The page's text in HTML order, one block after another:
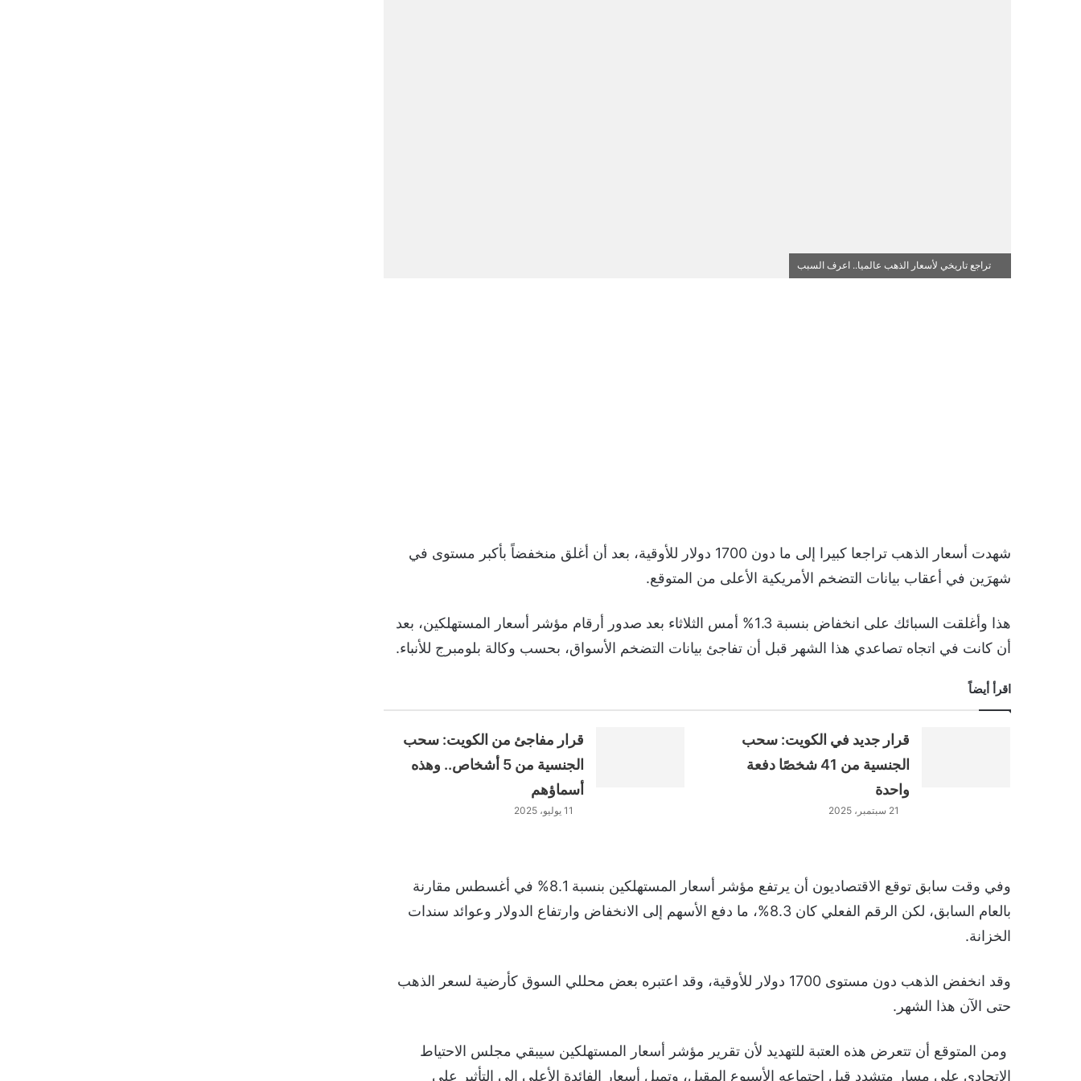
تراجع تاريخي لأسعار الذهب عالميا.. اعرف السبب
شهدت أسعار الذهب تراجعا كبيرا إلى ما دون 1700 دولار للأوقية، بعد أن أغلق منخفضاً بأكبر مستوى في
شهرَين في أعقاب بيانات التضخم الأمريكية الأعلى من المتوقع.
هذا وأغلقت السبائك على انخفاض بنسبة 1.3% أمس الثلاثاء بعد صدور أرقام مؤشر أسعار المستهلكين، بعد
أن كانت في اتجاه تصاعدي هذا الشهر قبل أن تفاجئ بيانات التضخم الأسواق، بحسب وكالة بلومبرج للأنباء.
اقرأ أيضاً
قرار جديد في الكويت: سحب
الجنسية من 41 شخصًا دفعة
واحدة
21 سبتمبر، 2025
قرار مفاجئ من الكويت: سحب
الجنسية من 5 أشخاص.. وهذه
أسماؤهم
11 يوليو، 2025
وفي وقت سابق توقع الاقتصاديون أن يرتفع مؤشر أسعار المستهلكين بنسبة 8.1% في أغسطس مقارنة
بالعام السابق، لكن الرقم الفعلي كان 8.3%، ما دفع الأسهم إلى الانخفاض وارتفاع الدولار وعوائد سندات
الخزانة.
وقد انخفض الذهب دون مستوى 1700 دولار للأوقية، وقد اعتبره بعض محللي السوق كأرضية لسعر الذهب
حتى الآن هذا الشهر.
ومن المتوقع أن تتعرض هذه العتبة للتهديد لأن تقرير مؤشر أسعار المستهلكين سيبقي مجلس الاحتياط
الاتحادي على مسار متشدد قبل اجتماعه الأسبوع المقبل، وتميل أسعار الفائدة الأعلى إلى التأثير على